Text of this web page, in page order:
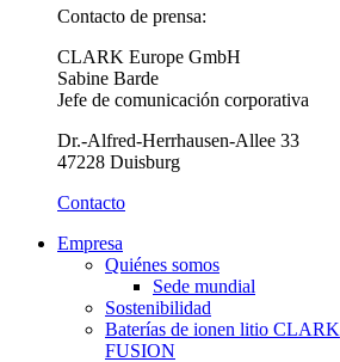
Contacto de prensa:
CLARK Europe GmbH
Sabine Barde
Jefe de comunicación corporativa
Dr.-Alfred-Herrhausen-Allee 33
47228 Duisburg
Contacto
Empresa
Quiénes somos
Sede mundial
Sostenibilidad
Baterías de ionen litio CLARK
FUSION